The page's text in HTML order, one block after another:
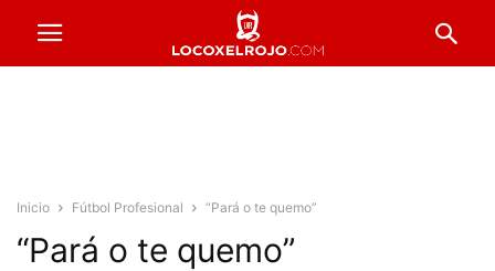
Inicio Fútbol Profesional “Pará o te quemo”
“Pará o te quemo”